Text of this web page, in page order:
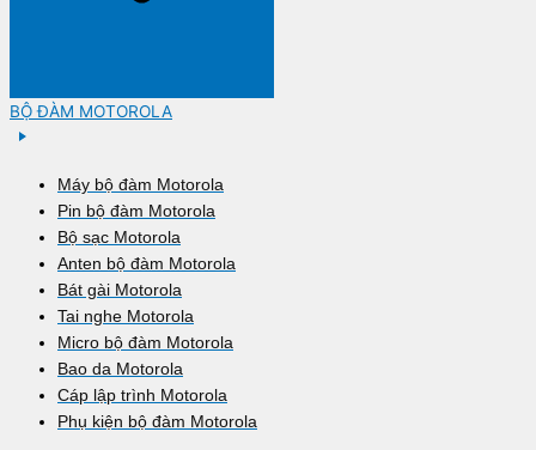
BỘ ĐÀM MOTOROLA
Máy bộ đàm Motorola
Pin bộ đàm Motorola
Bộ sạc Motorola
Anten bộ đàm Motorola
Bát gài Motorola
Tai nghe Motorola
Micro bộ đàm Motorola
Bao da Motorola
Cáp lập trình Motorola
Phụ kiện bộ đàm Motorola